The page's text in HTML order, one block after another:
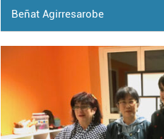
Beñat Agirresarobe